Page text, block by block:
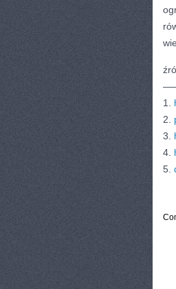
1.
2.
3.
4.
5.